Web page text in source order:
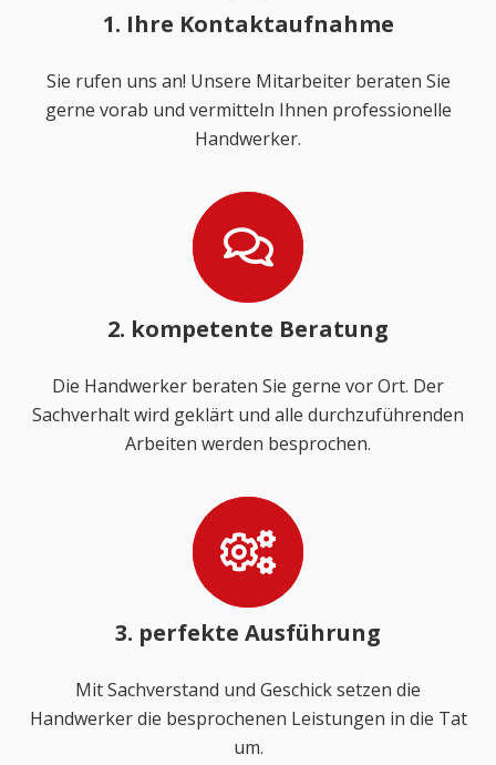
1. Ihre Kontaktaufnahme
Sie rufen uns an! Unsere Mitarbeiter beraten Sie
gerne vorab und vermitteln Ihnen professionelle
Handwerker.
2. kompetente Beratung
Die Handwerker beraten Sie gerne vor Ort. Der
Sachverhalt wird geklärt und alle durchzuführenden
Arbeiten werden besprochen.
3. perfekte Ausführung
Mit Sachverstand und Geschick setzen die
Handwerker die besprochenen Leistungen in die Tat
um.